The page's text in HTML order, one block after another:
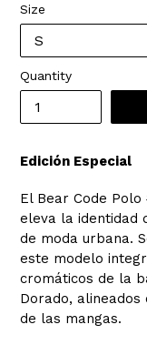
Size
Quantity
Edición Especial
El Bear Code
eleva la identidad
de moda urbana.
este modelo
cromáticos de la
Dorado,
de las mangas.